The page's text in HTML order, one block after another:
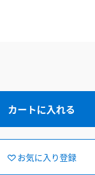
カートに入れる
お気に入り登録